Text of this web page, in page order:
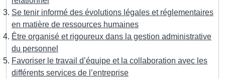
Se tenir informé des évolutions légales et réglementaires
en matière de ressources humaines
Être organisé et rigoureux dans la gestion administrative
du personnel
Favoriser le travail d’équipe et la collaboration avec les
différents services de l’entreprise